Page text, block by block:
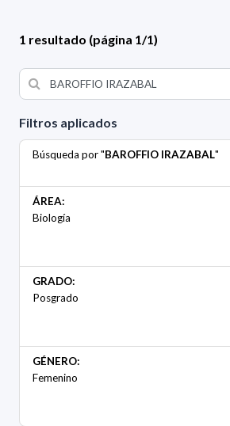
Filtros aplicados
Búsqueda por "BAROFFIO IRAZABAL"
ÁREA:
Biología
GRADO:
Posgrado
GÉNERO:
Femenino
1 resultado (página 1/1)